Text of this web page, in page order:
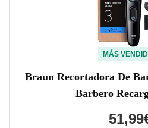
MÁS
Braun Recortadora De
Barbero